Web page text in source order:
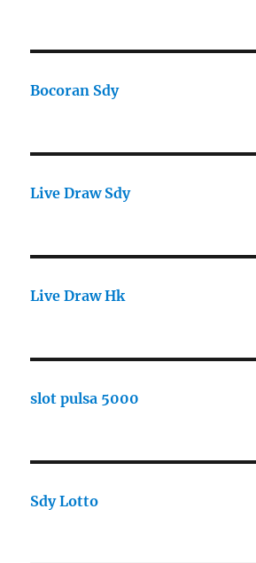
Bocoran Sdy
Live Draw Sdy
Live Draw Hk
slot pulsa 5000
Sdy Lotto